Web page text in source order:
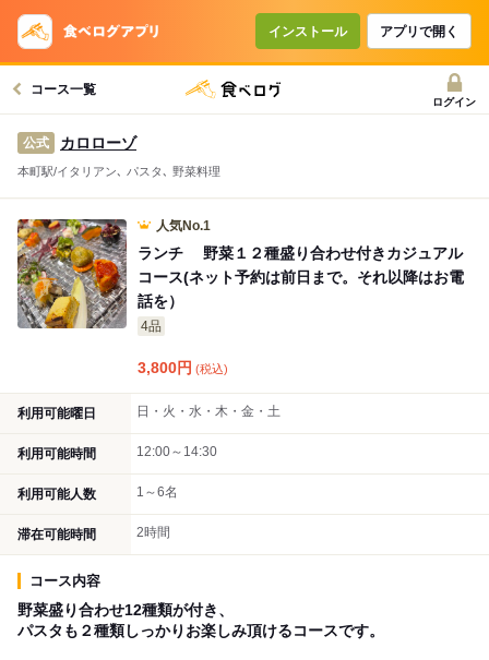
インストール アプリで開く
コース一覧
ログイン
公式 カロローゾ
本町駅/イタリアン､ パスタ､ 野菜料理
人気No.1
ランチ 野菜１２種盛り合わせ付きカジュアル
コース(ネット予約は前日まで。それ以降はお電
話を）
4品
3,800円 (税込)
利用可能曜日 日・火・水・木・金・土
利用可能時間 12:00～14:30
利用可能人数 1～6名
滞在可能時間 2時間
コース内容
野菜盛り合わせ12種類が付き、
パスタも２種類しっかりお楽しみ頂けるコースです。
コースで使えるクーポン
戻る
クーポンを利用せず予約する